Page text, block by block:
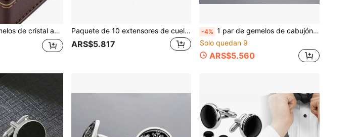
y hueco con giro, adecuados para bodas, fiestas, vacaciones y uso diario Paquete de 10 extensores de cuello y corbata para camisas de vestir de hombres, cómodos y elegantes. Un regalo ideal para la vuelta al colegio, la temporada de bodas, para el novio y sus acompañantes, para el Día del Maestro y accesorios de Halloween.
ARS$5.817
-4% 1 par de gemelos de cabujón de vidrio con la pintura famosa de Van Gogh La Noche Estrellada para traje y camisa de hombre
Solo quedan 9
ARS$5.560